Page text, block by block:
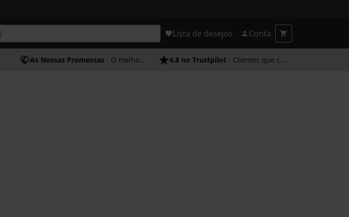
Lista de desejos Conta
As Nossas Promessas - O melhor atendimento 4.8 no Trustpilot - Clientes que confiam em nós